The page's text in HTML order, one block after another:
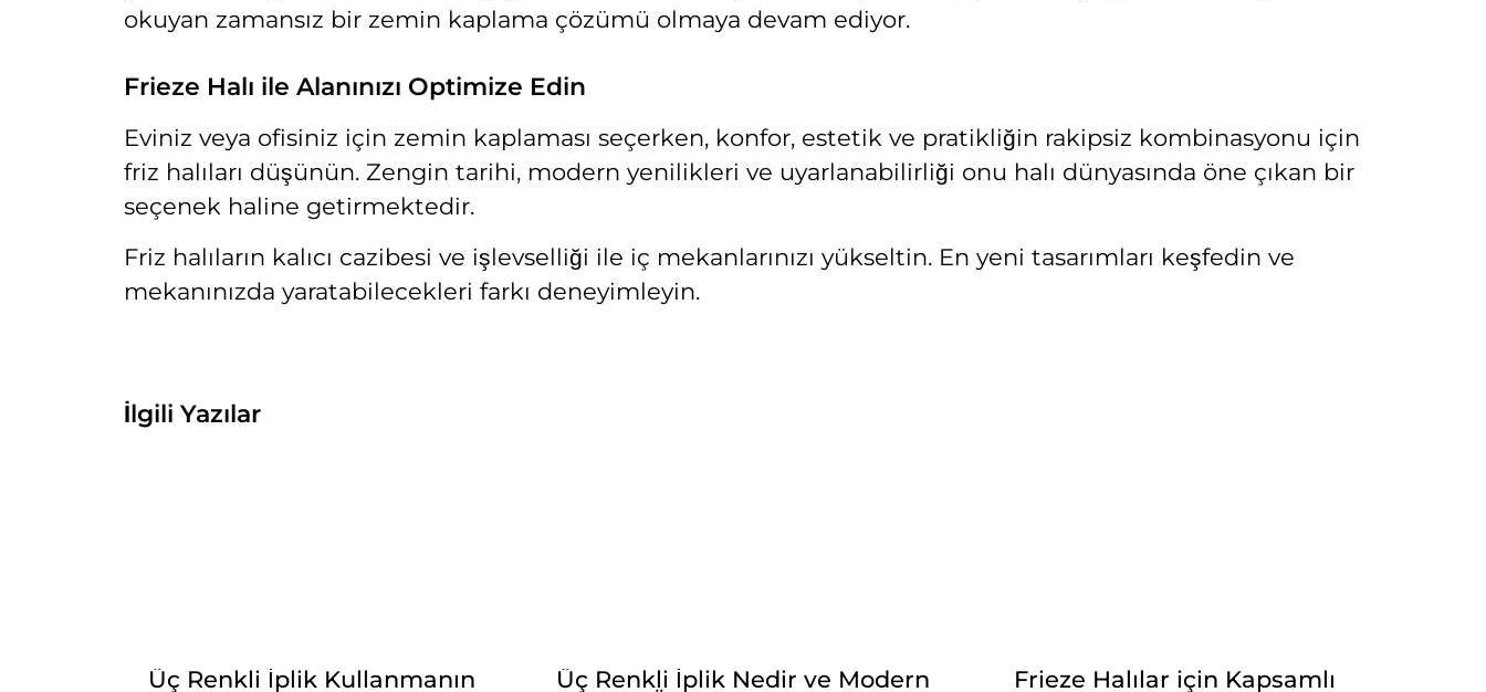
okuyan zamansız bir zemin kaplama çözümü olmaya devam ediyor.
Frieze Halı ile Alanınızı Optimize Edin
Eviniz veya ofisiniz için zemin kaplaması seçerken, konfor, estetik ve pratikliğin rakipsiz kombinasyonu için
friz halıları düşünün. Zengin tarihi, modern yenilikleri ve uyarlanabilirliği onu halı dünyasında öne çıkan bir
seçenek haline getirmektedir.
Friz halıların kalıcı cazibesi ve işlevselliği ile iç mekanlarınızı yükseltin. En yeni tasarımları keşfedin ve
mekanınızda yaratabilecekleri farkı deneyimleyin.
İlgili Yazılar
Üç Renkli İplik Kullanmanın
Üç Renkli İplik Nedir ve Modern
Frieze Halılar için Kapsamlı